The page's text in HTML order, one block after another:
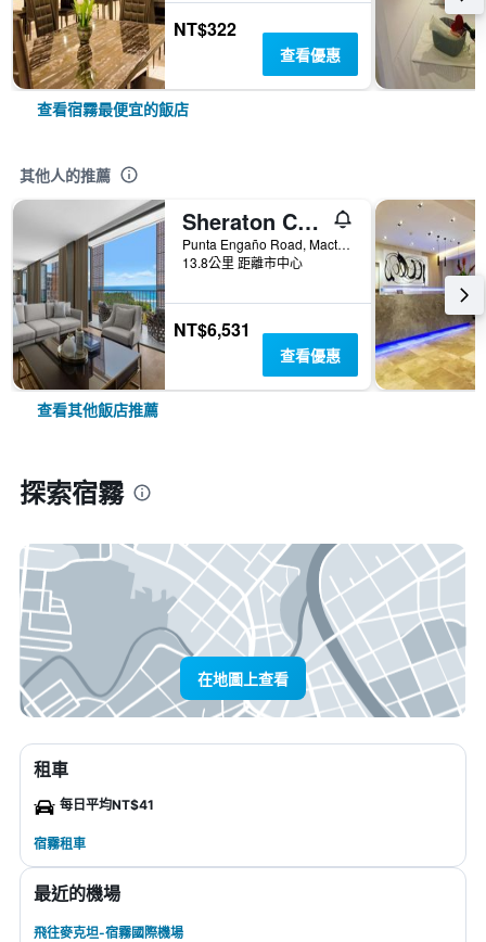
NT$322
查看優惠
查看宿霧最便宜的飯店
其他人的推薦
Sheraton Cebu Mactan Resort
Punta Engaño Road, Mactan Island Lapu-Lapu City, 宿霧, 菲律賓
13.8公里 距離市中心
NT$6,531
查看優惠
查看其他飯店推薦
探索宿霧
在地圖上查看
租車
每日平均NT$41
宿霧租車
最近的機場
飛往麥克坦-宿霧國際機場